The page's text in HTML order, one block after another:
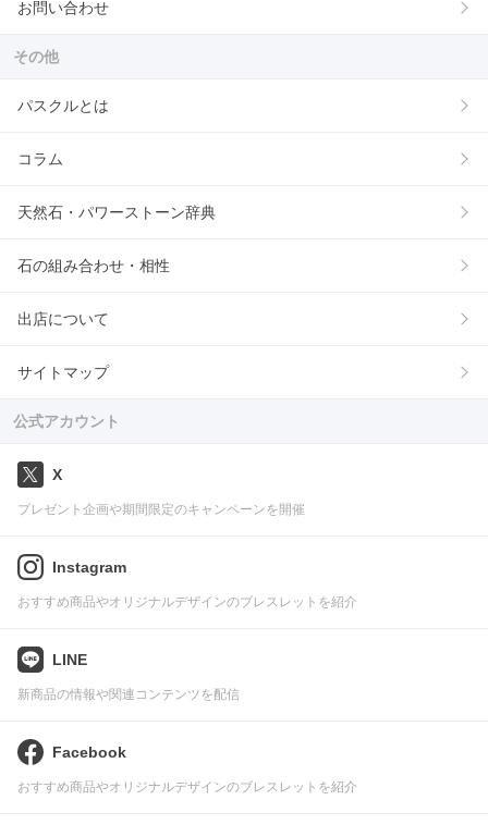
お問い合わせ
その他
パスクルとは
コラム
天然石・パワーストーン辞典
石の組み合わせ・相性
出店について
サイトマップ
公式アカウント
X
プレゼント企画や期間限定のキャンペーンを開催
Instagram
おすすめ商品やオリジナルデザインのブレスレットを紹介
LINE
新商品の情報や関連コンテンツを配信
Facebook
おすすめ商品やオリジナルデザインのブレスレットを紹介